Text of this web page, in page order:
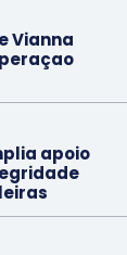
Vianna
apoio